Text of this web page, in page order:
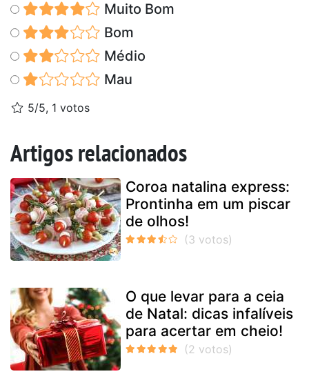
Muito Bom
Bom
Médio
Mau
5/5, 1 votos
Artigos relacionados
Coroa natalina express:
Prontinha em um piscar
de olhos!
O que levar para a ceia
de Natal: dicas infalíveis
para acertar em cheio!